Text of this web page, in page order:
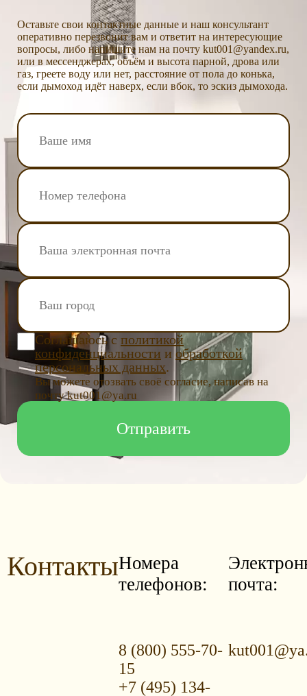
Оставьте свои контактные данные и наш консультант
оперативно перезвонит вам и ответит на интересующие
вопросы, либо напишите нам на почту kut001@yandex.ru,
или в мессенджерах, объём и высота парной, дрова или
газ, греете воду или нет, расстояние от пола до конька,
если дымоход идёт наверх, если вбок, то эскиз дымохода.
Соглашаюсь с политикой
конфиденциальности и обработкой
персональных данных.
Вы можете отозвать своё согласие, написав на
почту kut001@ya.ru
КонтактыНомера
телефонов:
8 (800) 555-70-
15
+7 (495) 134-
почта: